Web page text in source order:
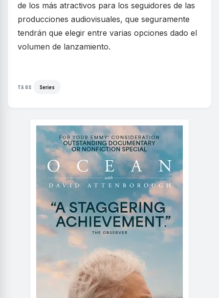
de los más atractivos para los seguidores de las
producciones audiovisuales, que seguramente
tendrán que elegir entre varias opciones dado el
volumen de lanzamiento.
TAGS Series